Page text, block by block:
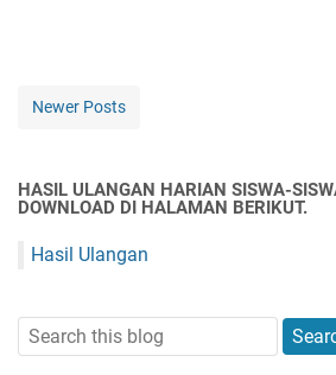
Newer Posts
HASIL ULANGAN HARIAN SISWA-
DOWNLOAD DI HALAMAN BERIKUT.
Hasil Ulangan